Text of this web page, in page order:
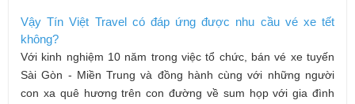
Vậy Tín Việt Travel có đáp ứng được nhu cầu vé xe tết
không?
Với kinh nghiệm 10 năm trong việc tổ chức, bánvé xe tuyến
Sài Gòn - Miền Trung và đồng hành cùng với những người
con xa quê hương trên con đường về sum họp với gia đình